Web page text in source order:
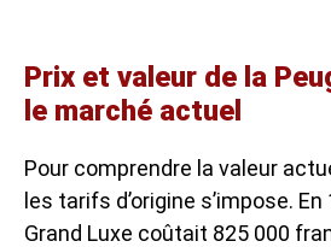
Prix et valeur de la
le marché actuel
Pour comprendre la valeur
les tarifs d’origine s’impose.
Grand Luxe coûtait 825 000